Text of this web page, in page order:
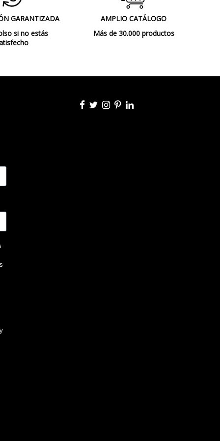
GARANTIZADA
si no estás
AMPLIO CATÁLOGO
Más de 30.000 productos